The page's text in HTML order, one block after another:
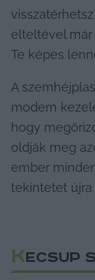
elteltével már
Te képes
A
modern
hogy
oldják meg
ember
tekintetet újra
KECSUP